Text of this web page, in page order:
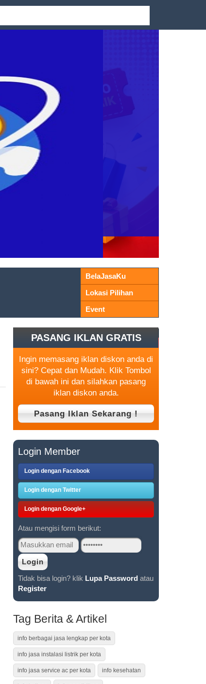
BelaJasaKu
Lokasi Pilihan
Event
PASANG IKLAN GRATIS
Ingin memasang iklan diskon anda di
sini? Cepat dan Mudah. Klik Tombol
di bawah ini dan silahkan pasang
iklan diskon anda.
Login Member
Login dengan Facebook
Login dengan Twitter
Login dengan Google+
Atau mengisi form berikut:
Tidak bisa login? klik Lupa Password atau
Register
Tag Berita & Artikel
info berbagai jasa lengkap per kota
info jasa instalasi listrik per kota
info jasa service ac per kota info kesehatan